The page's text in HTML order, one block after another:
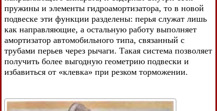
пружины и элементы гидроамортизатора, то в новой
подвеске эти функции разделены: перья служат лишь
как направляющие, а остальную работу выполняет
амортизатор автомобильного типа, связанный с
трубами перьев через рычаги. Такая система позволяет
получить более выгодную геометрию подвески и
избавиться от «клевка» при резком торможении.